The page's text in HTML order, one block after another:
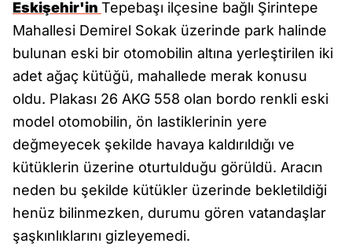
Eskişehir'in Tepebaşı ilçesine bağlı Şirintepe
Mahallesi Demirel Sokak üzerinde park halinde
bulunan eski bir otomobilin altına yerleştirilen iki
adet ağaç kütüğü, mahallede merak konusu
oldu. Plakası 26 AKG 558 olan bordo renkli eski
model otomobilin, ön lastiklerinin yere
değmeyecek şekilde havaya kaldırıldığı ve
kütüklerin üzerine oturtulduğu görüldü. Aracın
neden bu şekilde kütükler üzerinde bekletildiği
henüz bilinmezken, durumu gören vatandaşlar
şaşkınlıklarını gizleyemedi.